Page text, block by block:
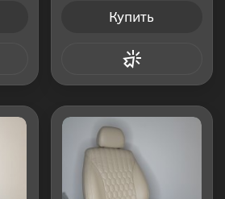
Купить